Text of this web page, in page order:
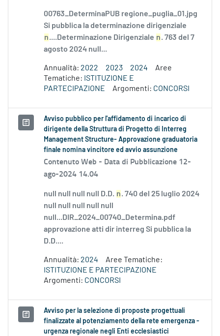
00763_DeterminaPUB regione_puglia_01.jpg
Si pubblica la determinazione dirigenziale
n....Determinazione Dirigenziale n. 763 del 7
agosto 2024 null...
Annualità: 2022 2023 2024
Aree
Tematiche: ISTITUZIONE E
PARTECIPAZIONE
Argomenti: CONCORSI
Avviso pubblico per l'affidamento di incarico di
dirigente della Struttura di Progetto di Interreg
Management Structure- Approvazione graduatoria
finale nomina vincitore ed avvio assunzione
Contenuto Web - Data di Pubblicazione 12-
ago-2024 14.04
null null null null D.D. n. 740 del 25 luglio 2024
null null null null null
null...DIR_2024_00740_Determina.pdf
approvazione atti dir interreg Si pubblica la
D.D....
Annualità: 2024
Aree Tematiche:
ISTITUZIONE E PARTECIPAZIONE
Argomenti: CONCORSI
Avviso per la selezione di proposte progettuali
finalizzate al potenziamento della rete emergenza -
urgenza regionale negli Enti ecclesiastici